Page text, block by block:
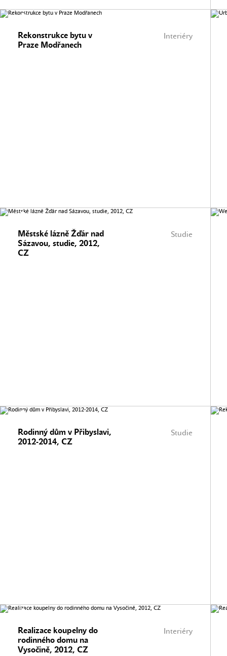
Interiéry
Rekonstrukce bytu v
Praze Modřanech
Studie
Městské lázně Žďár nad
Sázavou, studie, 2012,
CZ
Studie
Rodinný dům v Přibyslavi,
2012-2014, CZ
Interiéry
Realizace koupelny do
rodinného domu na
Vysočině, 2012, CZ